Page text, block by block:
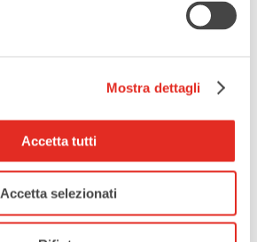
Mostra dettagli
Accetta tutti
Accetta selezionati